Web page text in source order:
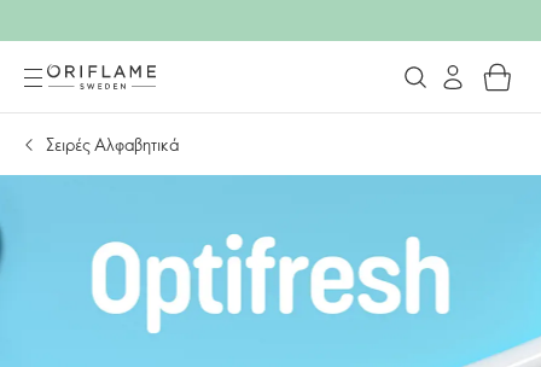
Σειρές Αλφαβητικά